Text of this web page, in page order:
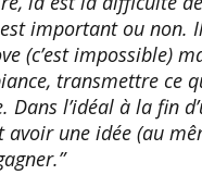
important ou non.
(c’est impossible)
transmettre ce
Dans l’idéal à la fin
une idée (au